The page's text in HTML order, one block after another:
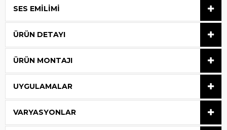
SES EMILIMI
ÜRÜN DETAYI
ÜRÜN MONTAJI
UYGULAMALAR
VARYASYONLAR